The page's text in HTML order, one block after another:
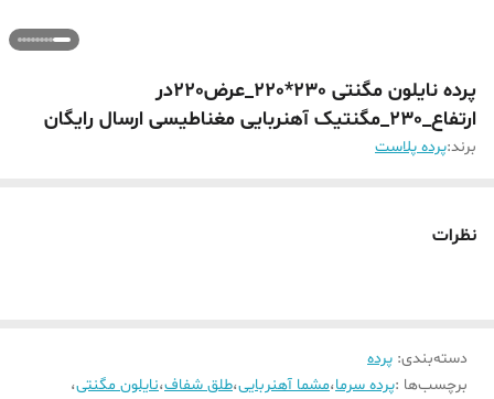
پرده نایلون مگنتی 230*220_عرض220در
ارتفاع_230_مگنتیک آهنربایی مغناطیسی ارسال رایگان
برند:پرده پلاست
نظرات
دسته‌بندی: پرده
برچسب‌ها :پرده سرما،مشما آهنربایی،طلق شفاف،نایلون مگنتی،